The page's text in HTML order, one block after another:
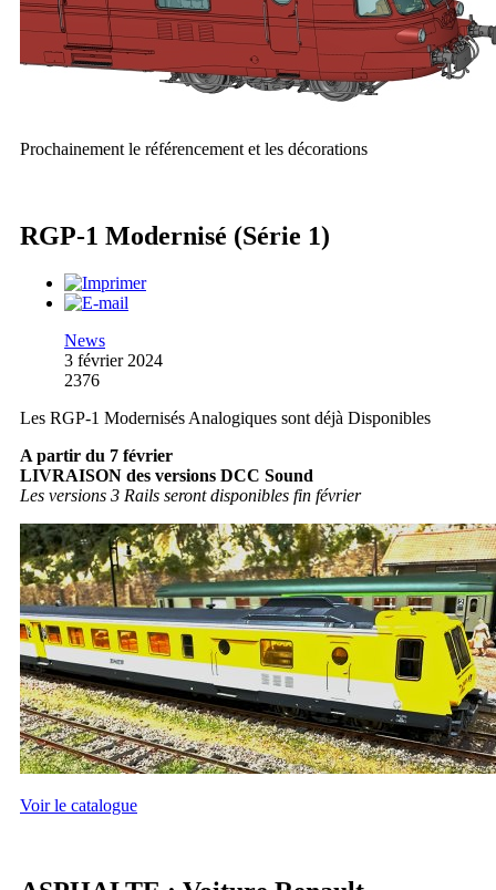
Prochainement le référencement et les décorations
RGP-1 Modernisé (Série 1)
News
3 février 2024
2376
Les RGP-1 Modernisés Analogiques sont déjà Disponibles
A partir du 7 février
LIVRAISON des versions DCC Sound
Les versions 3 Rails seront disponibles fin février
Voir le catalogue